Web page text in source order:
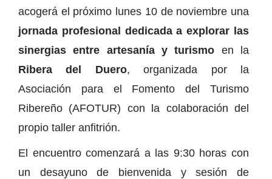
acogerá el próximo lunes 10 de noviembre una
jornada profesional dedicada a explorar las
sinergias entre artesanía y turismo en la
Ribera del Duero, organizada por la
Asociación para el Fomento del Turismo
Ribereño (AFOTUR) con la colaboración del
propio taller anfitrión.
El encuentro comenzará a las 9:30 horas con
un desayuno de bienvenida y sesión de